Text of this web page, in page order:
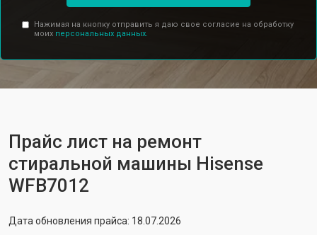
Нажимая на кнопку отправить я даю свое согласие на обработку
моих персональных данных.
Прайс лист на ремонт
стиральной машины Hisense
WFB7012
Дата обновления прайса: 18.07.2026